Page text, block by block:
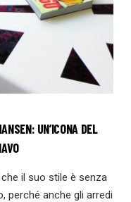
UN’ICONA DEL
il suo stile è senza
perché anche gli arredi